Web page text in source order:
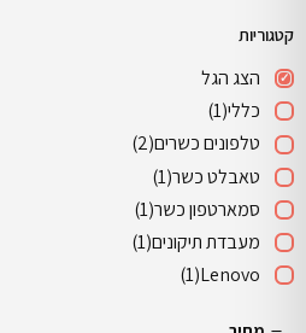
קטגוריות
הצג הגל
כללי(1)
טלפונים כשרים(2)
טאבלט כשר(1)
סמארטפון כשר(1)
מעבדת תיקונים(1)
Lenovo
(1)